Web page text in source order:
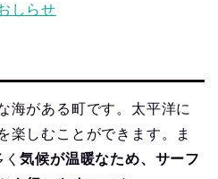
しらせ
海がある町です。太平洋に
楽しむことができます。ま
く気候が温暖なため、サーフ